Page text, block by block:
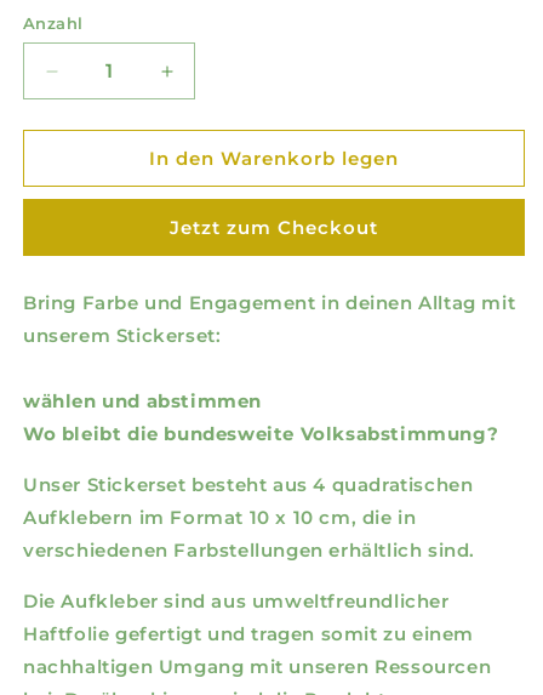
Anzahl
Verringere
die
Menge
Sticker-
&quot;wählen
und
Erhöhe
die
Menge
für
Sticker-
&quot;wählen
und
In den Warenkorb legen
Jetzt zum Checkout
Bring Farbe und Engagement in deinen Alltag mit
unserem Stickerset:
wählen und abstimmen
Wo bleibt die bundesweite Volksabstimmung?
Unser Stickerset besteht aus 4 quadratischen
Aufklebern im Format 10 x 10 cm, die in
verschiedenen Farbstellungen erhältlich sind.
Die Aufkleber sind aus umweltfreundlicher
Haftfolie gefertigt und tragen somit zu einem
nachhaltigen Umgang mit unseren Ressourcen